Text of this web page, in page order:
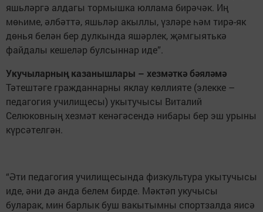
яшьләргә алдагы тормышка юллама бирәчәк. Иң
мөһиме, әлбәттә, яшьләр акыллы, үзләре һәм тирә-як
дөнья белән бер дулкында яшәрлек, җәмгыятькә
файдалы кешеләр булсыннар иде”.
Укучыларның казанышлары – хезмәткә бәяләмә
Тәтештәге гражданнарны яклау көллияте (элекке –
педагогия училищесы) укытучысы Виталий
Селюковның хезмәт кенәгәсендә нибары бер эш урыны
күрсәтелгән.
“Әти педагогия училищесында физкультура укытучысы
иде, әни дә анда белем бирде. Мәктәп укучысы
буларак, мин барлык буш вакытымны спортзалда яисә